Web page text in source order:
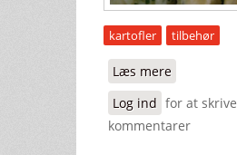
kartofler tilbehør
Læs mere
Log ind for at skrive
kommentarer